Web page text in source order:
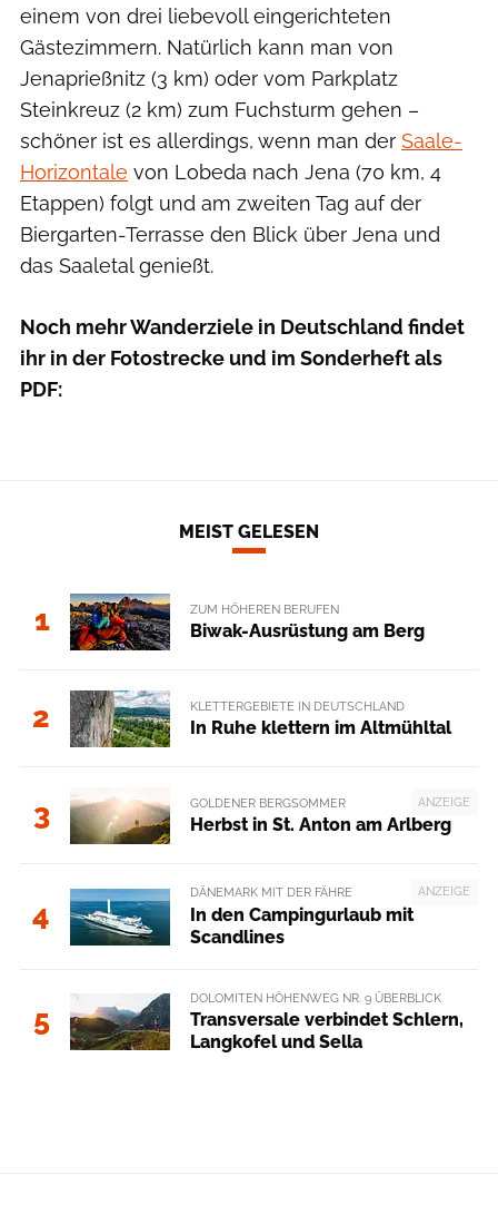
einem von drei liebevoll eingerichteten
Gästezimmern. Natürlich kann man von
Jenaprießnitz (3 km) oder vom Parkplatz
Steinkreuz (2 km) zum Fuchsturm gehen –
schöner ist es allerdings, wenn man der Saale-
Horizontale von Lobeda nach Jena (70 km, 4
Etappen) folgt und am zweiten Tag auf der
Biergarten-Terrasse den Blick über Jena und
das Saaletal genießt.
Noch mehr Wanderziele in Deutschland findet
ihr in der Fotostrecke und im Sonderheft als
PDF:
MEIST GELESEN
1 ZUM HÖHEREN BERUFEN
Biwak-Ausrüstung am Berg
2 KLETTERGEBIETE IN DEUTSCHLAND
In Ruhe klettern im Altmühltal
3 ANZEIGE
GOLDENER BERGSOMMER
Herbst in St. Anton am Arlberg
4
ANZEIGE
DÄNEMARK MIT DER FÄHRE
In den Campingurlaub mit
Scandlines
5
DOLOMITEN HÖHENWEG NR. 9 ÜBERBLICK
Transversale verbindet Schlern,
Langkofel und Sella